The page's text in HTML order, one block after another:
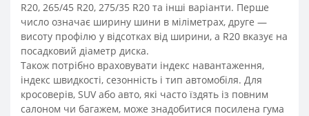
R20, 265/45 R20, 275/35 R20 та інші варіанти. Перше
число означає ширину шини в міліметрах, друге —
висоту профілю у відсотках від ширини, а R20 вказує на
посадковий діаметр диска.
Також потрібно враховувати індекс навантаження,
індекс швидкості, сезонність і тип автомобіля. Для
кросоверів, SUV або авто, які часто їздять із повним
салоном чи багажем, може знадобитися посилена гума